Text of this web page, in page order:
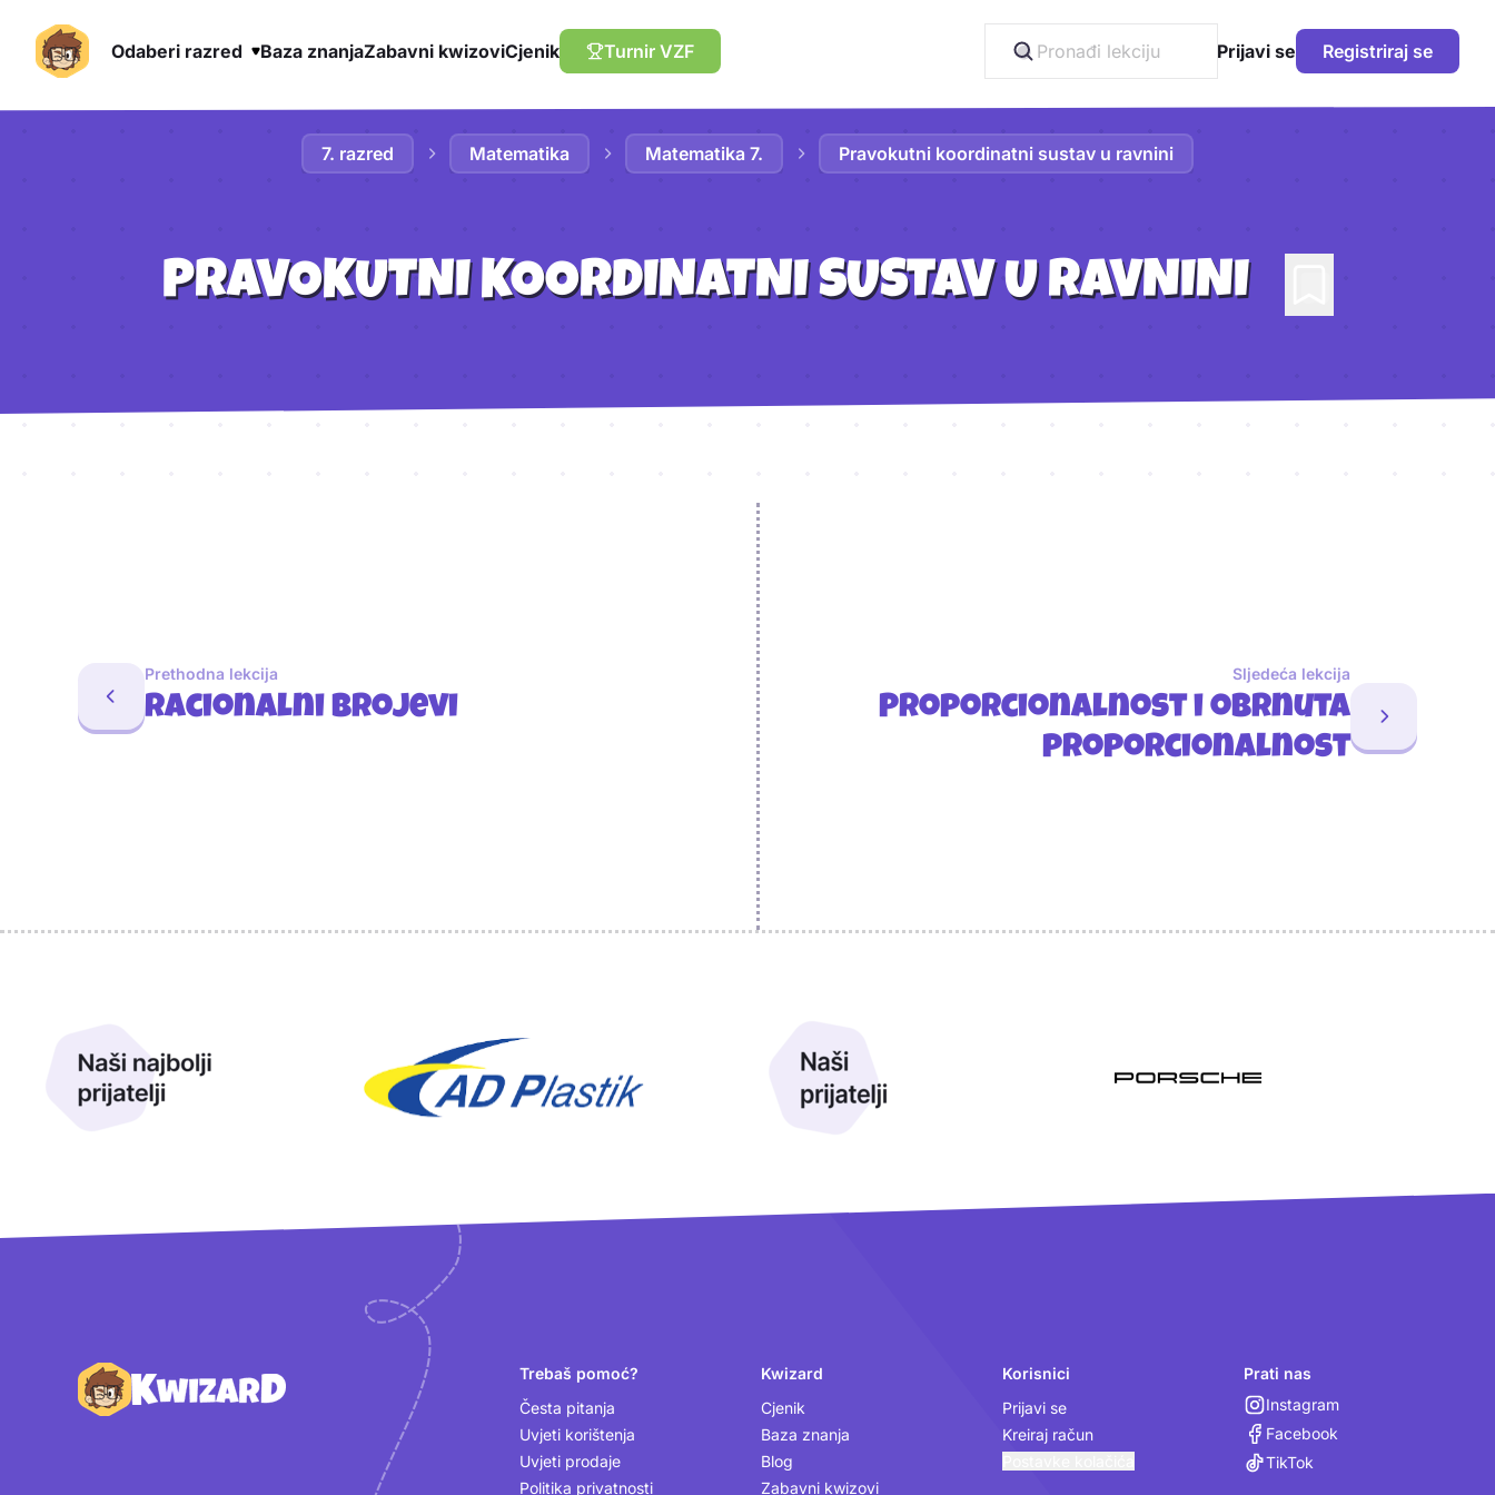
Odaberi razred Baza znanjaZabavni kwizoviCjenik Turnir VZF Prijavi se Registriraj se
7. razred
Matematika Matematika 7. Pravokutni koordinatni sustav u ravnini
PRAVOKUTNI KOORDINATNI SUSTAV U RAVNINI
Prethodna lekcija
Racionalni brojevi
Sljedeća lekcija
Proporcionalnost i obrnuta
proporcionalnost
Podnožje
Trebaš pomoć?
Česta pitanja
Uvjeti korištenja
Uvjeti prodaje
Politika privatnosti
Kwizard
Cjenik
Baza znanja
Blog
Zabavni kwizovi
Korisnici
Prijavi se
Kreiraj račun
Prati nas
Instagram
Facebook
TikTok